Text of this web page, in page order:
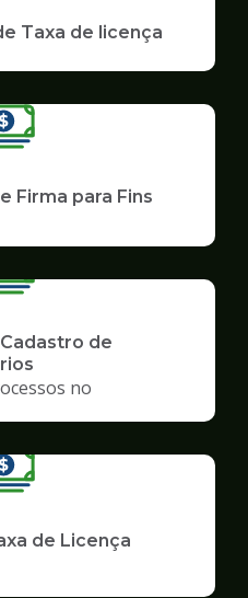
Taxa de licença
Firma para Fins
de
no
de Licença